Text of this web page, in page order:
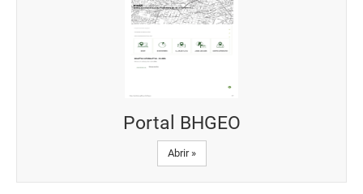
Portal BHGEO
Abrir »